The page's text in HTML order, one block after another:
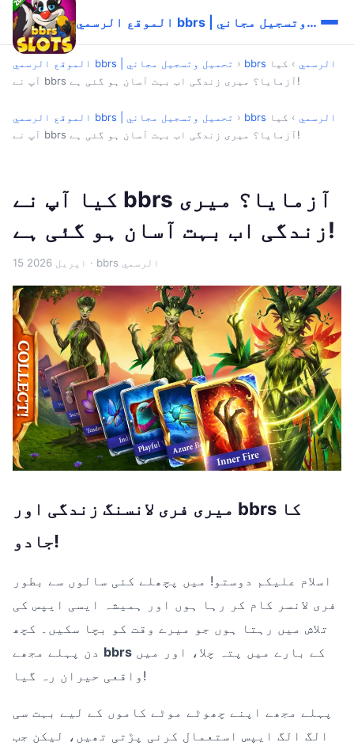
الموقع الرسمي bbrs | تحميل وتسجيل مجاني
الموقع الرسمي bbrs | تحميل وتسجيل مجاني › bbrs الرسمي › کیا
آپ نے bbrs آزمایا؟ میری زندگی اب بہت آسان ہو گئی ہے!
الموقع الرسمي bbrs | تحميل وتسجيل مجاني › bbrs الرسمي › کیا
آپ نے bbrs آزمایا؟ میری زندگی اب بہت آسان ہو گئی ہے!
کیا آپ نے bbrs آزمایا؟ میری
زندگی اب بہت آسان ہو گئی ہے!
15 اپریل 2026 · bbrs الرسمي
میری فری لانسنگ زندگی اور bbrs کا
جادو!
اسلام علیکم دوستو! میں پچھلے کئی سالوں سے بطور
فری لانسر کام کر رہا ہوں اور ہمیشہ ایسی ایپس کی
تلاش میں رہتا ہوں جو میرے وقت کو بچا سکیں۔ کچھ
bbrs
واقعی حیران رہ گیا!
پہلے مجھے اپنے چھوٹے موٹے کاموں کے لیے بہت سی
الگ الگ ایپس استعمال کرنی پڑتی تھیں، لیکن جب